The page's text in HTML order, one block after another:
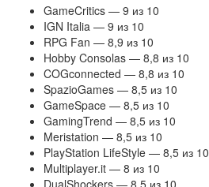
GameCritics — 9 из 10
IGN Italia — 9 из 10
RPG Fan — 8,9 из 10
Hobby Consolas — 8,8 из 10
COGconnected — 8,8 из 10
SpazioGames — 8,5 из 10
GameSpace — 8,5 из 10
GamingTrend — 8,5 из 10
Meristation — 8,5 из 10
PlayStation LifeStyle — 8,5 из 10
Multiplayer.it — 8 из 10